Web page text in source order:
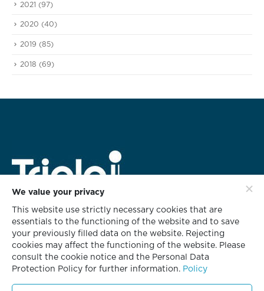
2021 (97)
2020 (40)
2019 (85)
2018 (69)
สำนักงานใหญ่
628 ชั้น 3 อาคารทริพเพิล ไอ
ซอยกลับชม ถนนนนทรี แขวงช่องนนทรี
เขตยานนาวา กรุงเทพฯ 10120
โทร. 02 681 8700
โทรสาร. 02 681 8701
We value your privacy
This website use strictly necessary cookies that are
essentials to the functioning of the website and to save
your previously filled data on the website. Rejecting
cookies may affect the functioning of the website. Please
consult the cookie notice and the Personal Data
Protection Policy for further information. Policy